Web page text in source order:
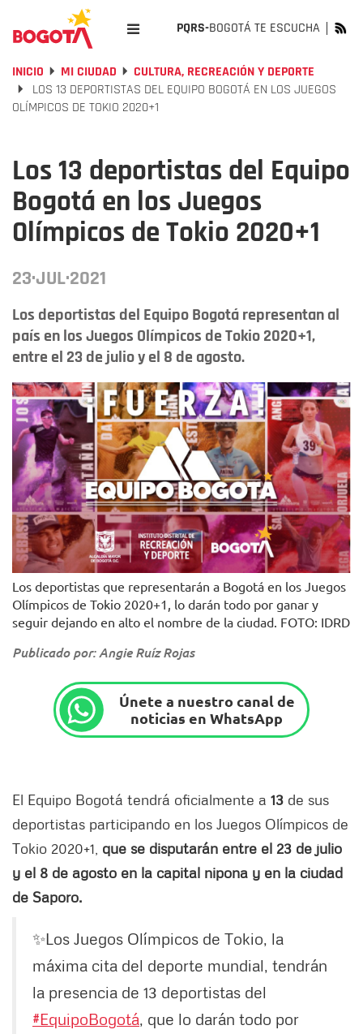
PQRS-BOGOTÁ TE ESCUCHA
INICIO MI CIUDAD
CULTURA, RECREACIÓN Y DEPORTE
LOS 13 DEPORTISTAS DEL EQUIPO BOGOTÁ EN LOS JUEGOS
OLÍMPICOS DE TOKIO 2020+1
Los 13 deportistas del Equipo
Bogotá en los Juegos
Olímpicos de Tokio 2020+1
23·JUL·2021
Los deportistas del Equipo Bogotá representan al
país en los Juegos Olímpicos de Tokio 2020+1,
entre el 23 de julio y el 8 de agosto.
Los deportistas que representarán a Bogotá en los Juegos
Olímpicos de Tokio 2020+1, lo darán todo por ganar y
seguir dejando en alto el nombre de la ciudad. FOTO: IDRD
Publicado por: Angie Ruíz Rojas
Únete a nuestro canal de
noticias en WhatsApp
El Equipo Bogotá tendrá oficialmente a 13 de sus
deportistas participando en los Juegos Olímpicos de
Tokio 2020+1, que se disputarán entre el 23 de julio
y el 8 de agosto en la capital nipona y en la ciudad
de Saporo.
✨Los Juegos Olímpicos de Tokio, la
máxima cita del deporte mundial, tendrán
la presencia de 13 deportistas del
#EquipoBogotá , que lo darán todo por